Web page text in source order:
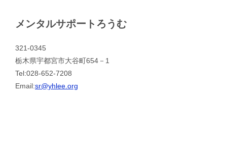
メンタルサポートろうむ
321-0345
栃木県宇都宮市大谷町654－1
Tel:028-652-7208
Email:sr@yhlee.org